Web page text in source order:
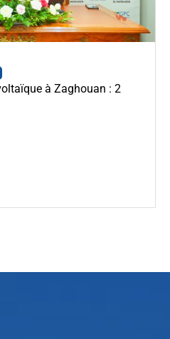
à Zaghouan : 2